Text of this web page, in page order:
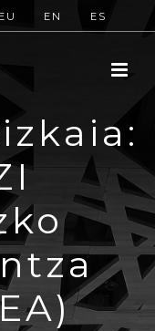
EU EN ES